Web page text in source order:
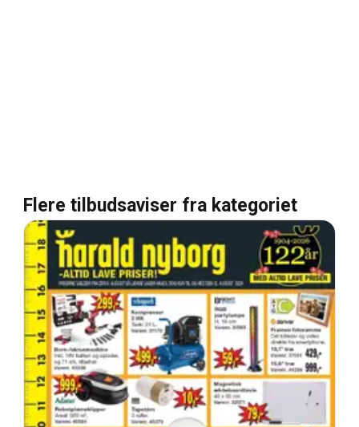
Flere tilbudsaviser fra kategoriet